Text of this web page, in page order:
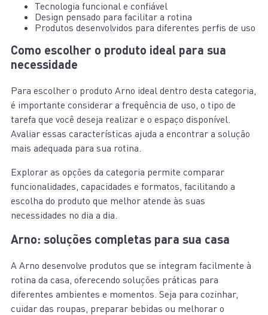
Tecnologia funcional e confiável
Design pensado para facilitar a rotina
Produtos desenvolvidos para diferentes perfis de uso
Como escolher o produto ideal para sua
necessidade
Para escolher o produto Arno ideal dentro desta categoria,
é importante considerar a frequência de uso, o tipo de
tarefa que você deseja realizar e o espaço disponível.
Avaliar essas características ajuda a encontrar a solução
mais adequada para sua rotina.
Explorar as opções da categoria permite comparar
funcionalidades, capacidades e formatos, facilitando a
escolha do produto que melhor atende às suas
necessidades no dia a dia.
Arno: soluções completas para sua casa
A Arno desenvolve produtos que se integram facilmente à
rotina da casa, oferecendo soluções práticas para
diferentes ambientes e momentos. Seja para cozinhar,
cuidar das roupas, preparar bebidas ou melhorar o